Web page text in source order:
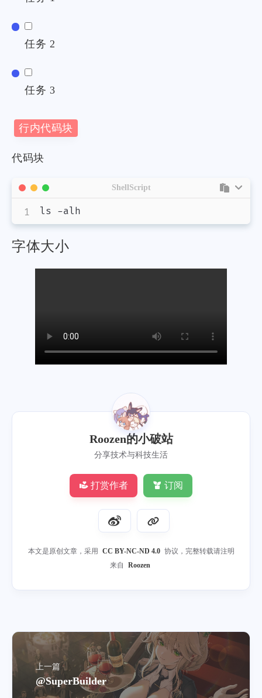
任务 2
任务 3
行内代码块
代码块
ls -alh
ShellScript
字体大小
Roozen的小破站
分享技术与科技生活
打赏作者 订阅
本文是原创文章，采用 CC BY-NC-ND 4.0 协议，完整转载请注明
来自
Roozen
上一篇
@SuperBuilder